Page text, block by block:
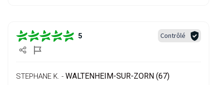
5 Contrôlé
STEPHANE K. - WALTENHEIM-SUR-ZORN (67)